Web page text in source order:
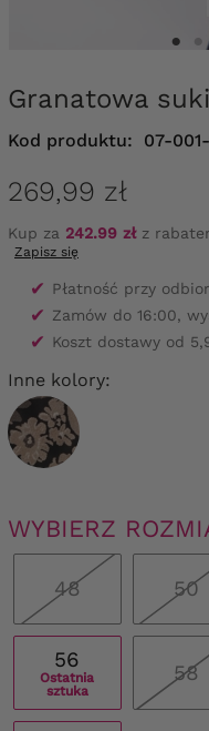
Granatowa
Kod produktu: 07-
269,99 zł
Kup za 242.99 złz
Zapisz się
✔ Płatność przy
✔ Zamów do 16:00,
✔ Koszt dostawy od
Inne kolory:
WYBIERZ
48 50
56
Ostatnia
sztuka
58